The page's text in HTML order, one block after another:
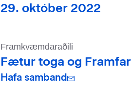
29. október 2022
Framkvæmdaraðili
Fætur toga og
Hafa samband